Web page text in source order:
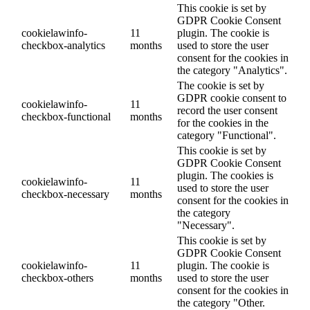
cookielawinfo-
checkbox-analytics
11
months
This cookie is set by
GDPR Cookie Consent
plugin. The cookie is
used to store the user
consent for the cookies in
the category "Analytics".
cookielawinfo-
checkbox-functional
11
months
The cookie is set by
GDPR cookie consent to
record the user consent
for the cookies in the
category "Functional".
cookielawinfo-
checkbox-necessary
11
months
This cookie is set by
GDPR Cookie Consent
plugin. The cookies is
used to store the user
consent for the cookies in
the category
"Necessary".
cookielawinfo-
checkbox-others
11
months
This cookie is set by
GDPR Cookie Consent
plugin. The cookie is
used to store the user
consent for the cookies in
the category "Other.